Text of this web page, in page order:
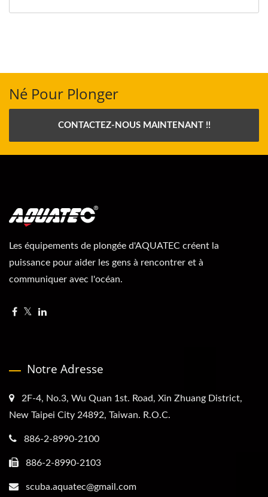
Né Pour Plonger
CONTACTEZ-NOUS MAINTENANT !!
Les équipements de plongée d'AQUATEC créent la
puissance pour aider les gens à rencontrer et à
communiquer avec l'océan.
Notre Adresse
2F-4, No.3, Wu Quan 1st. Road, Xin Zhuang District,
New Taipei City 24892, Taiwan. R.O.C.
886-2-8990-2100
886-2-8990-2103
scuba.aquatec@gmail.com